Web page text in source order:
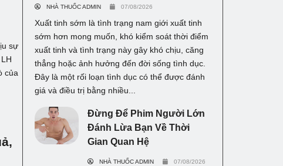
sự
của
NHÀ THUỐC ADMIN 07/08/2026
Xuất tinh sớm là tình trạng nam giới xuất tinh
sớm hơn mong muốn, khó kiểm soát thời điểm
xuất tinh và tình trạng này gây khó chịu, căng
thẳng hoặc ảnh hưởng đến đời sống tình dục.
Đây là một rối loạn tình dục có thể được đánh
giá và điều trị bằng nhiều...
Đừng Để Phim Người Lớn
Đánh Lừa Bạn Về Thời
Gian Quan Hệ
NHÀ THUỐC ADMIN 07/08/2026